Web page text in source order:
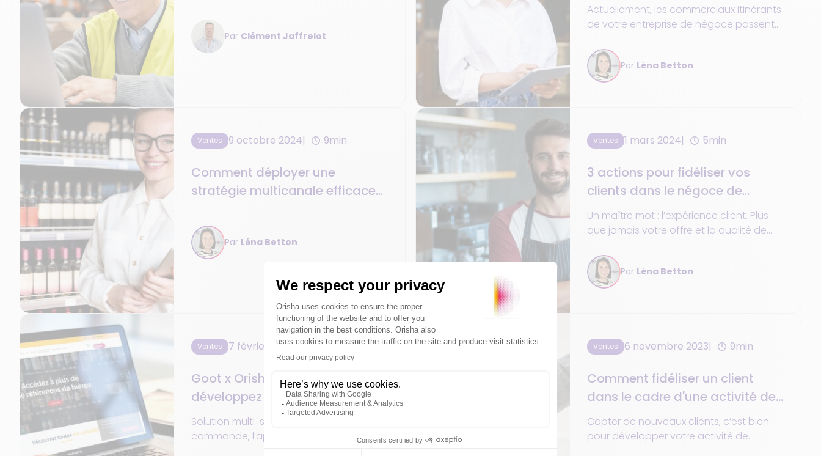
à une meilleure gestion client et
commerce
Par Clément Jaffrelot
Actuellement, les commerciaux itinérants
de votre entreprise de négoce passent
visites clients, avec le risque d’oublis. Et ils
en perdent tout autant une fois sur
place à retrouver les informations de
Par Léna Betton
Ventes 9 octobre 2024 9min
Comment déployer une
stratégie multicanale efficace
Par Léna Betton
Ventes 1 mars 2024 5min
3 actions pour fidéliser vos
clients dans le négoce de
boissons
Un maître mot : l’expérience client. Plus
que jamais votre offre et la qualité de
satisfaction de vos clients, et donc le
nerf de la guerre pour les fidéliser. Dans
cet article, nous vous donnons 3 actions
Par Léna Betton
Ventes 7 février 2024 4min
Goot x Orisha Distribution :
développez vos commandes en
ligne
Solution multi-services de prise de
commande, l’application Goot est une
Ventes 6 novembre 2023 9min
Comment fidéliser un client
dans le cadre d'une activité de
négoce de boissons ?
Capter de nouveaux clients, c’est bien
pour développer votre activité de